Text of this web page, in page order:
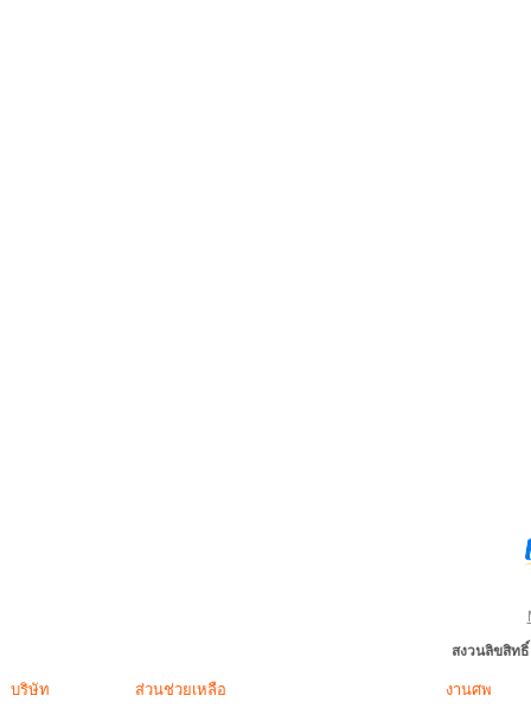
สงวนลิขสิท
บริษัท ส่วนช่วยเหลือ งานศพ